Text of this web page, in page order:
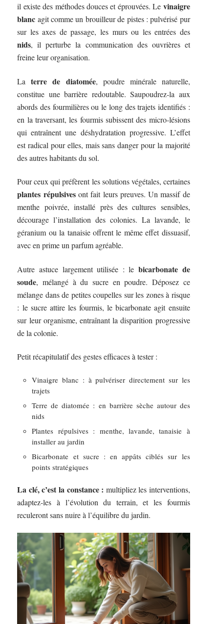
il existe des méthodes douces et éprouvées. Le vinaigre
blanc agit comme un brouilleur de pistes : pulvérisé pur
sur les axes de passage, les murs ou les entrées des
nids, il perturbe la communication des ouvrières et
freine leur organisation.
Laterre de diatomée, poudre minérale naturelle,
constitue une barrière redoutable. Saupoudrez-la aux
abords des fourmilières ou le long des trajets identifiés :
en la traversant, les fourmis subissent des micro-lésions
qui entraînent une déshydratation progressive. L’effet
est radical pour elles, mais sans danger pour la majorité
des autres habitants du sol.
Pour ceux qui préfèrent les solutions végétales, certaines
plantes répulsivesont fait leurs preuves. Un massif de
menthe poivrée, installé près des cultures sensibles,
décourage l’installation des colonies. La lavande, le
géranium ou la tanaisie offrent le même effet dissuasif,
avec en prime un parfum agréable.
Autre astuce largement utilisée : lebicarbonate de
soude, mélangé à du sucre en poudre. Déposez ce
mélange dans de petites coupelles sur les zones à risque
: le sucre attire les fourmis, le bicarbonate agit ensuite
sur leur organisme, entraînant la disparition progressive
de la colonie.
Petit récapitulatif des gestes efficaces à tester :
Vinaigre blanc : à pulvériser directement sur les
trajets
Terre de diatomée : en barrière sèche autour des
nids
Plantes répulsives : menthe, lavande, tanaisie à
installer au jardin
Bicarbonate et sucre : en appâts ciblés sur les
points stratégiques
La clé, c’est la constance : multipliez les interventions,
adaptez-les à l’évolution du terrain, et les fourmis
reculeront sans nuire à l’équilibre du jardin.